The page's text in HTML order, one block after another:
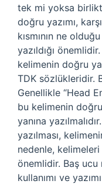
tek mi yoksa birlikte
doğru yazımı,
kısmının ne
yazıldığı
kelimenin doğru
TDK sözlükleridir.
Genellikle “Head
bu kelimenin
yanına
yazılması,
nedenle,
önemlidir. Baş ucu
kullanımı ve